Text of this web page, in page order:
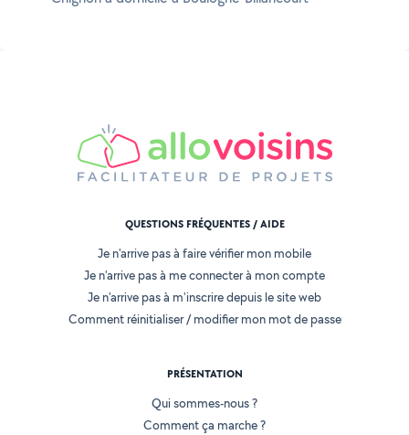
QUESTIONS FRÉQUENTES / AIDE
Je n'arrive pas à faire vérifier mon mobile
Je n'arrive pas à me connecter à mon compte
Je n'arrive pas à m'inscrire depuis le site web
Comment réinitialiser / modifier mon mot de passe
PRÉSENTATION
Qui sommes-nous ?
Comment ça marche ?